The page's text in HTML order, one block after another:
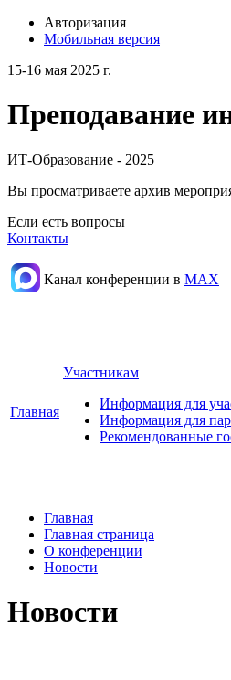
Авторизация
Мобильная версия
15-16 мая 2025 г.
Преподавание
ИТ-Образование - 2025
Вы просматриваете архив
Если есть вопросы
Контакты
Канал конференции в МАХ
Главная
Участникам
Информация для
Информация для
Рекомендованные
Главная
Главная страница
О конференции
Новости
Новости